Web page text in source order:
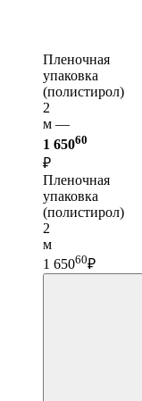
Пленочная
упаковка
(полистирол)
2
м —
1 65060
₽
Пленочная
упаковка
(полистирол)
2
м
1 65060₽